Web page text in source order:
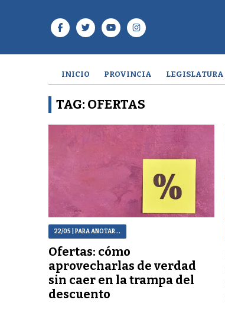
INICIO PROVINCIA LEGISLATURA
TAG: OFERTAS
22/05 | PARA ANOTAR...
Ofertas: cómo
aprovecharlas de verdad
sin caer en la trampa del
descuento